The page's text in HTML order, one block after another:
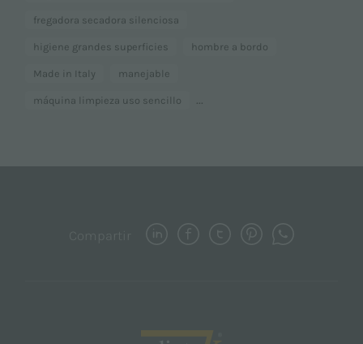
fregadora secadora silenciosa
higiene grandes superficies hombre a bordo
Made in Italy manejable
máquina limpieza uso sencillo ...